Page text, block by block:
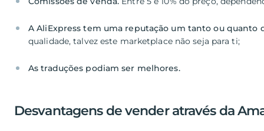
A AliExpress tem uma reputação um tanto ou quanto
qualidade, talvez este marketplace não seja para ti;
As traduções podiam ser melhores.
Desvantagens de vender através da